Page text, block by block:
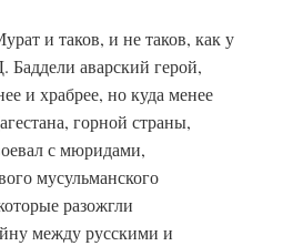
и таков, и не таков, как у
аварский герой,
и храбрее, но куда менее
горной страны,
с мюридами,
мусульманского
разожгли
между русскими и